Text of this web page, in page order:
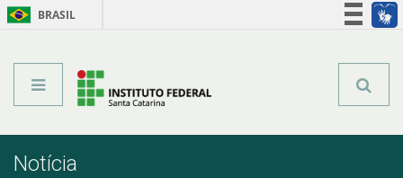
BRASIL
NotíciaInício